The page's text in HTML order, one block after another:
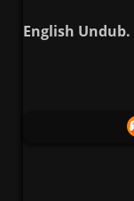
English Undub.